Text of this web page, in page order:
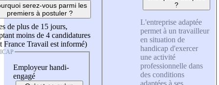
serez-vous parmi les
premiers à postuler ?
de plus de 15 jours,
moins de 4 candidatures
France Travail est informé)
Employeur handi-
engagé
?
L'entreprise adaptée
permet à un travailleur
en situation de
handicap d'exercer
une activité
professionnelle dans
des conditions
adaptées à ses